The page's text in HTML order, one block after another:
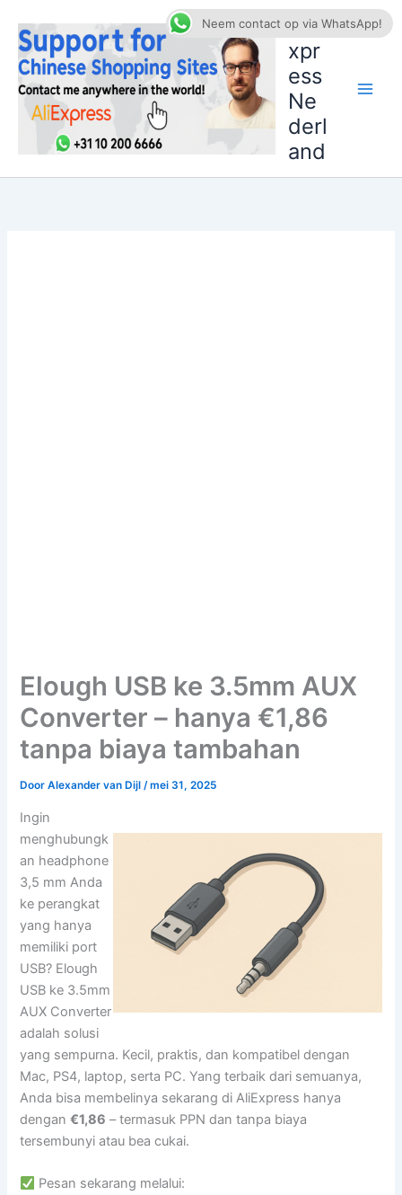
naar
inhoud
AliE
xpr
ess
Ne
derl
and
Elough USB ke 3.5mm AUX
Converter – hanya €1,86
tanpa biaya tambahan
DoorAlexander van Dijl/mei 31, 2025
Ingin
menghubungk
an headphone
3,5 mm Anda
ke perangkat
yang hanya
memiliki port
USB? Elough
USB ke 3.5mm
AUX Converter
adalah solusi
yang sempurna. Kecil, praktis, dan kompatibel dengan
Mac, PS4, laptop, serta PC. Yang terbaik dari semuanya,
Anda bisa membelinya sekarang di AliExpress hanya
dengan€1,86 – termasuk PPN dan tanpa biaya
tersembunyi atau bea cukai.
Pesan sekarang melalui:
Neem contact op via WhatsApp!